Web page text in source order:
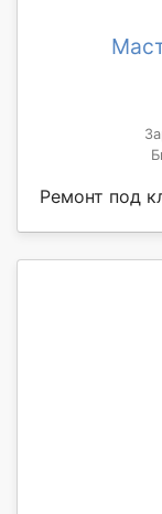
Ремонт под